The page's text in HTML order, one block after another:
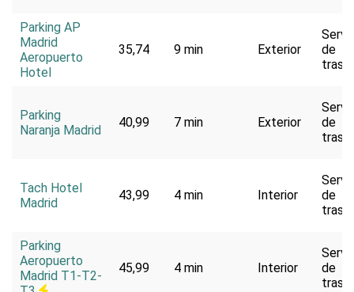
Parking AP
Madrid
Aeropuerto
Hotel
35,74 9 min Exterior
de
Parking
Naranja Madrid
40,99 7 min Exterior
de
Tach Hotel
Madrid
43,99 4 min Interior
de
Parking
Aeropuerto
Madrid T1-T2-
45,99 4 min Interior
de